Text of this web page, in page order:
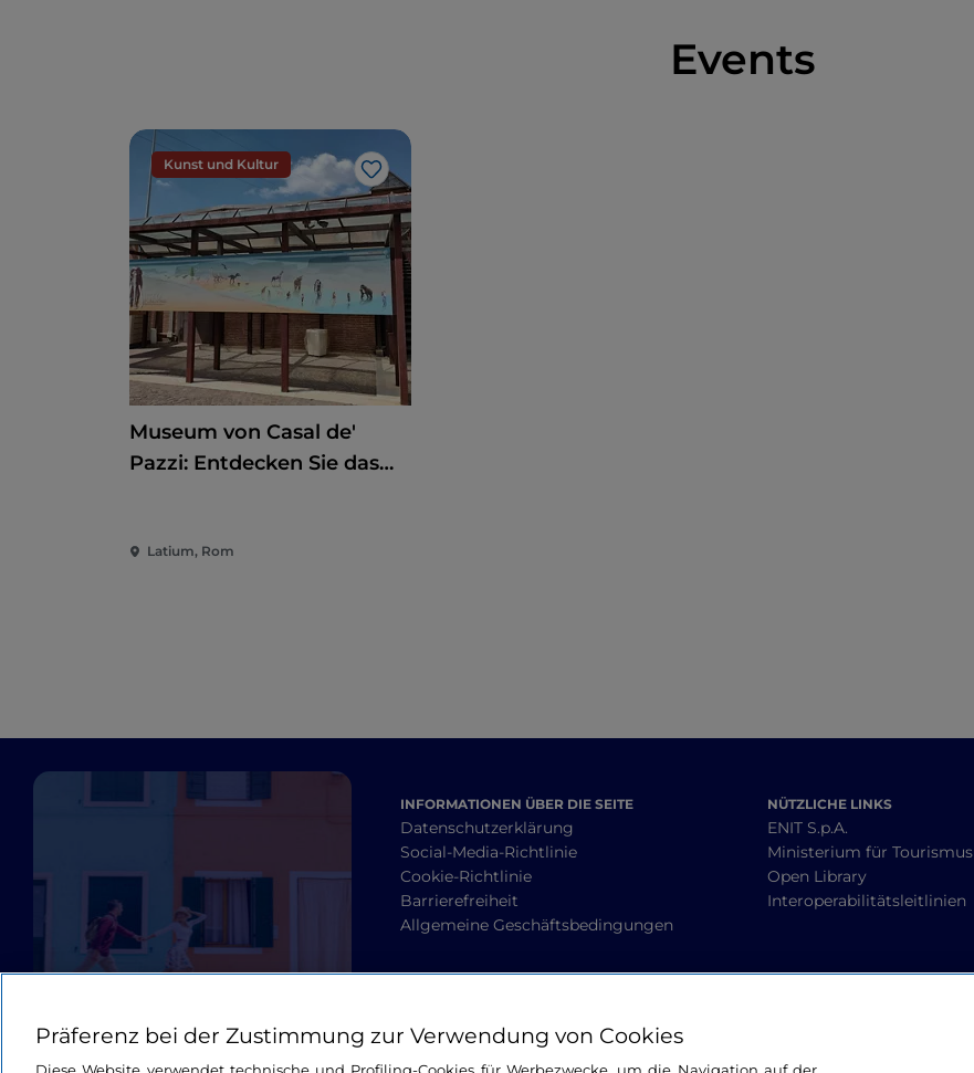
Events
Kunst und Kultur
Like
Museum von Casal de'
Pazzi: Entdecken Sie das
Latium, Rom
INFORMATIONEN ÜBER DIE SEITE
Datenschutzerklärung
Social-Media-Richtlinie
Cookie-Richtlinie
Barrierefreiheit
Allgemeine Geschäftsbedingungen
NÜTZLICHE LINKS
ENIT S.p.A.
Ministerium für Tourismus
Open Library
Interoperabilitätsleitlinien
Präferenz bei der Zustimmung zur Verwendung von Cookies